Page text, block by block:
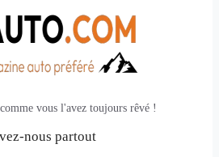
vous l'avez toujours rêvé !
nous partout